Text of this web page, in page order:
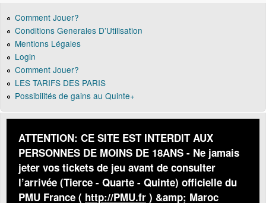
Comment Jouer?
Conditions Generales D’Utilisation
Mentions Légales
Login
Comment Jouer?
LES TARIFS DES PARIS
Possibilités de gains au Quinte+
ATTENTION: CE SITE EST INTERDIT AUX
PERSONNES DE MOINS DE 18ANS - Ne jamais
jeter vos tickets de jeu avant de consulter
l’arrivée (Tierce - Quarte - Quinte) officielle du
PMU France ( http://PMU.fr ) &amp; Maroc